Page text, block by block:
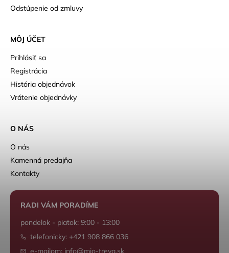
Odstúpenie od zmluvy
MÔJ ÚČET
Prihlásiť sa
Registrácia
História objednávok
Vrátenie objednávky
O NÁS
O nás
Kamenná predajňa
Kontakty
RADI VÁM PORADÍME
pondelok - piatok: 9:00 - 13:00
telefonicky: +421 908 866 036